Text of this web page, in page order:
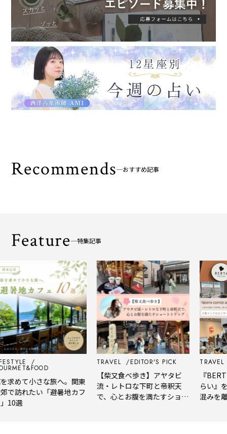
Recommends おすすめ記事
Feature 特集記事
て小さな旅へ。関東
れたい「避暑地カフ
選
TRAVEL EDITOR'S PICK
【柴又食べ歩き】アヤタビ
流・レトロな下町と帝釈天
で、心とお腹を満たすショー
TRAVEL
『BERTH
らい』を
混みを離れ